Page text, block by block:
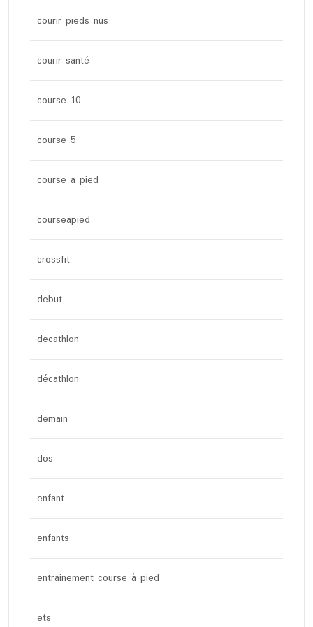
courir pieds nus
courir santé
course 10
course 5
course a pied
courseapied
crossfit
debut
decathlon
décathlon
demain
dos
enfant
enfants
entrainement course à pied
ets